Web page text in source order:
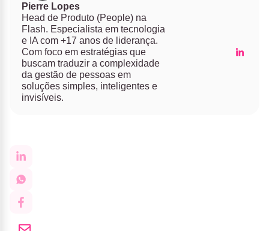
Pierre Lopes
Head de Produto (People) na
Flash. Especialista em tecnologia
e IA com +17 anos de liderança.
Com foco em estratégias que
buscam traduzir a complexidade
da gestão de pessoas em
soluções simples, inteligentes e
invisíveis.